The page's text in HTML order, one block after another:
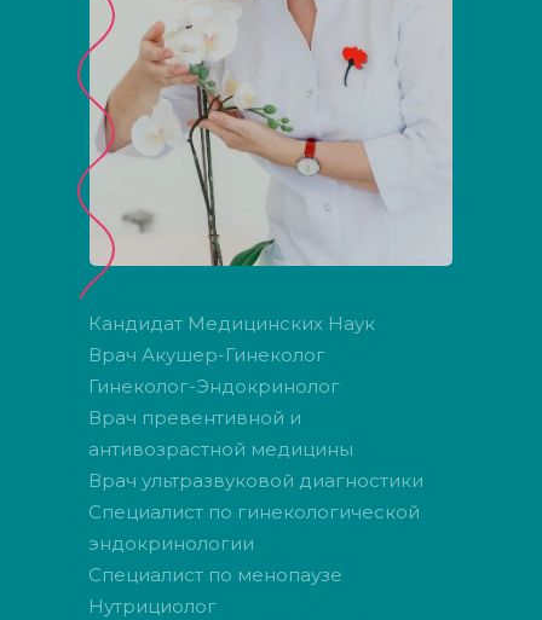
Кандидат Медицинских Наук
Врач Акушер-Гинеколог
Гинеколог-Эндокринолог
Врач превентивной и
антивозрастной медицины
Врач ультразвуковой диагностики
Специалист по гинекологической
эндокринологии
Специалист по менопаузе
Нутрициолог